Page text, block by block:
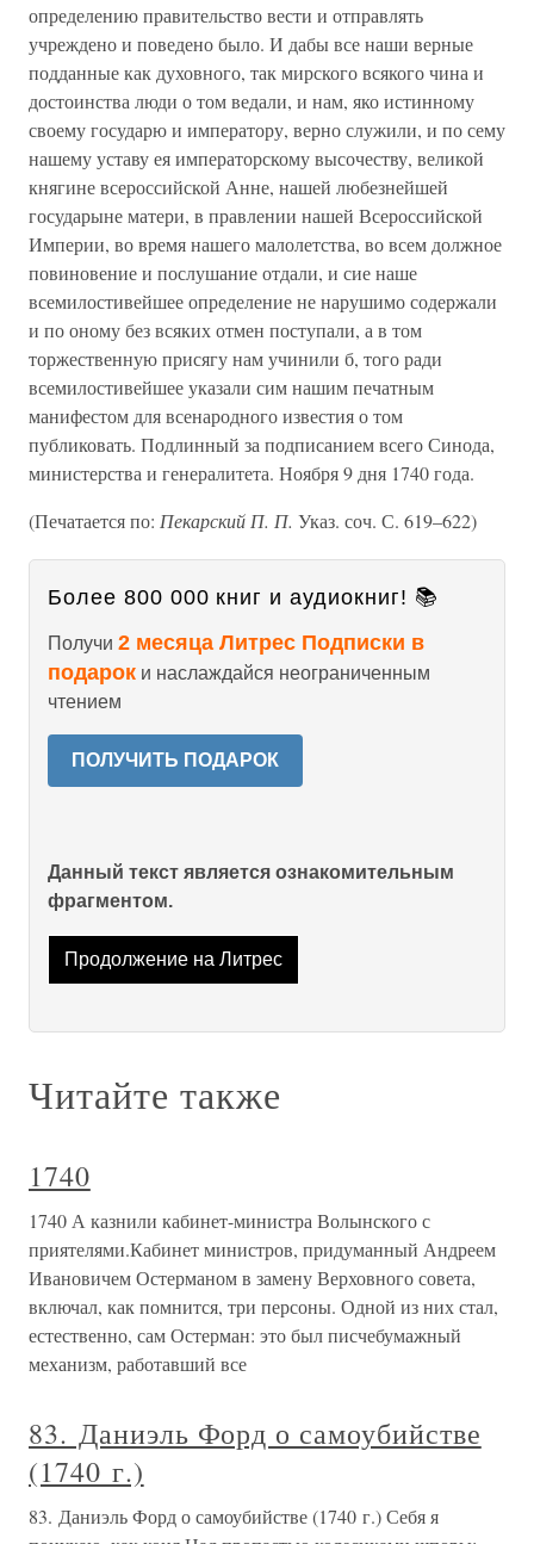
определению правительство вести и отправлять
учреждено и поведено было. И дабы все наши верные
подданные как духовного, так мирского всякого чина и
достоинства люди о том ведали, и нам, яко истинному
своему государю и императору, верно служили, и по сему
нашему уставу ея императорскому высочеству, великой
княгине всероссийской Анне, нашей любезнейшей
государыне матери, в правлении нашей Всероссийской
Империи, во время нашего малолетства, во всем должное
повиновение и послушание отдали, и сие наше
всемилостивейшее определение не нарушимо содержали
и по оному без всяких отмен поступали, а в том
торжественную присягу нам учинили б, того ради
всемилостивейшее указали сим нашим печатным
манифестом для всенародного известия о том
публиковать. Подлинный за подписанием всего Синода,
министерства и генералитета. Ноября 9 дня 1740 года.
(Печатается по: Пекарский П. П. Указ. соч. С. 619–622)
Более 800 000 книг и аудиокниг! 📚
Получи 2 месяца Литрес Подписки в
подарок и наслаждайся неограниченным
чтением
ПОЛУЧИТЬ ПОДАРОК
Данный текст является ознакомительным
фрагментом.
Продолжение на Литрес
Читайте также
1740
1740 А казнили кабинет-министра Волынского с
приятелями.Кабинет министров, придуманный Андреем
Ивановичем Остерманом в замену Верховного совета,
включал, как помнится, три персоны. Одной из них стал,
естественно, сам Остерман: это был писчебумажный
механизм, работавший все
83. Даниэль Форд о самоубийстве
(1740 г.)
83. Даниэль Форд о самоубийстве (1740 г.) Себя я